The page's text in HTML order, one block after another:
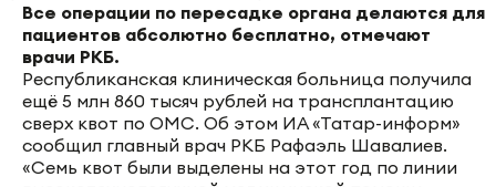
Все операции по пересадке органа делаются для
пациентов абсолютно бесплатно, отмечают
врачи РКБ.
Республиканская клиническая больница получила
ещё 5 млн 860 тысяч рублей на трансплантацию
сверх квот по ОМС. Об этом ИА «Татар-информ»
сообщил главный врач РКБ Рафаэль Шавалиев.
«Семь квот были выделены на этот год по линии